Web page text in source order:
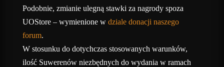
Podobnie, zmianie ulegną stawki za nagrody spoza
UOStore – wymienione w dziale donacji naszego
forum.
W stosunku do dotychczas stosowanych warunków,
ilość Suwerenów niezbędnych do wydania w ramach